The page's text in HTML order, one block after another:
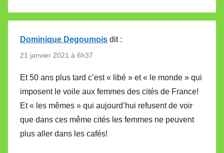
Dominique Degoumois dit :
21 janvier 2021 à 6h37
Et 50 ans plus tard c’est « libé » et « le monde » qui
imposent le voile aux femmes des cités de France!
Et « les mêmes » qui aujourd’hui refusent de voir
que dans ces même cités les femmes ne peuvent
plus aller dans les cafés!